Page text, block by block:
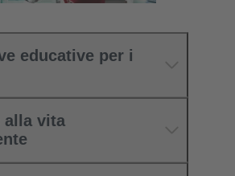
educative per i
alla vita